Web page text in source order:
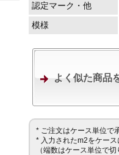
認定マーク・他
模様
よく似た商品
* ご注文はケース単位で
* 入力されたm2をケー
（端数はケース単位で切